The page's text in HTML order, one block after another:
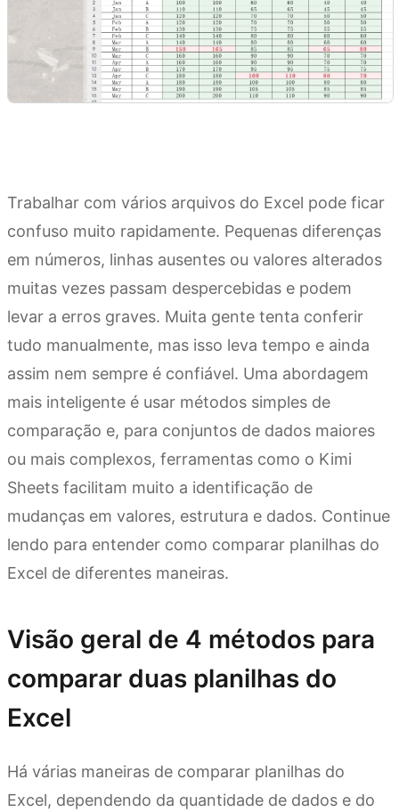
Trabalhar com vários arquivos do Excel pode ficar
confuso muito rapidamente. Pequenas diferenças
em números, linhas ausentes ou valores alterados
muitas vezes passam despercebidas e podem
levar a erros graves. Muita gente tenta conferir
tudo manualmente, mas isso leva tempo e ainda
assim nem sempre é confiável. Uma abordagem
mais inteligente é usar métodos simples de
comparação e, para conjuntos de dados maiores
ou mais complexos, ferramentas como o Kimi
Sheets facilitam muito a identificação de
mudanças em valores, estrutura e dados. Continue
lendo para entender como comparar planilhas do
Excel de diferentes maneiras.
Visão geral de 4 métodos para
comparar duas planilhas do
Excel
Há várias maneiras de comparar planilhas do
Excel, dependendo da quantidade de dados e do